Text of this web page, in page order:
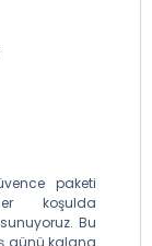
paketi
koşulda
Bu
günü kalana